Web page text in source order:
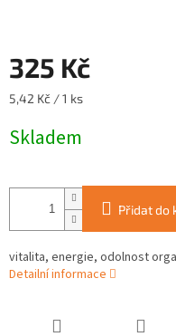
325 Kč
Měrná
5,42 Kč / 1 ks
Skladem
Přidat do
vitalita, energie, odolnost
Detailní informace